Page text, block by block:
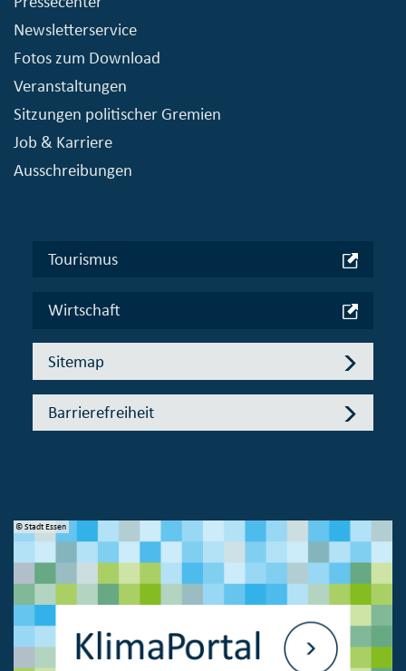
Newsletterservice
Fotos zum Download
Veranstaltungen
Sitzungen politischer Gremien
Job & Karriere
Ausschreibungen
Tourismus
Wirtschaft
Sitemap
Barrierefreiheit
© Stadt Essen